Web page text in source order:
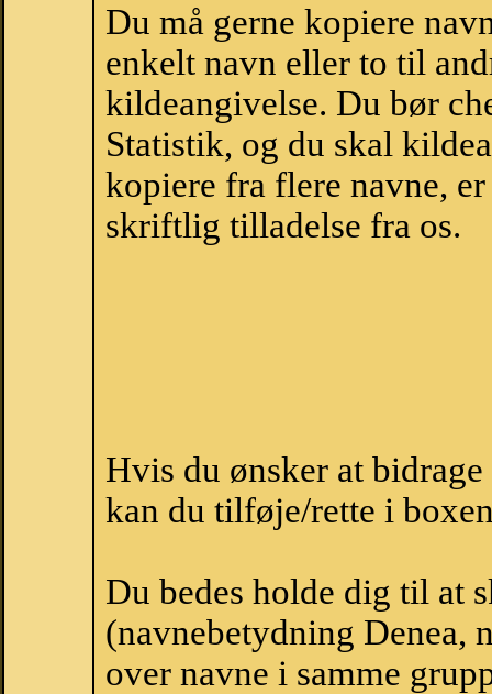
Du må gerne kopiere
enkelt navn eller to til
kildeangivelse. Du bør
Statistik, og du skal
kopiere fra flere navne,
skriftlig tilladelse fra os.
Hvis du ønsker at
kan du tilføje/rette i
Du bedes holde dig til at
(navnebetydning Denea,
over navne i samme